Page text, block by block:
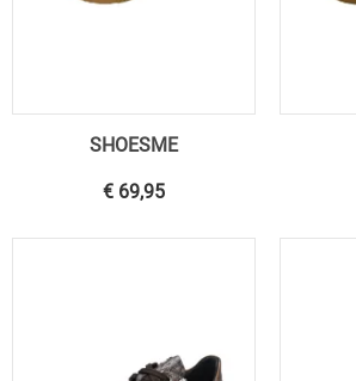
SHOESME
€ 69,95